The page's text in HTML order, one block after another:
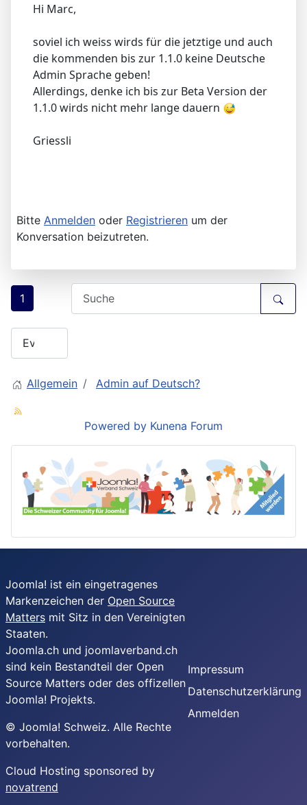
Hi Marc,
soviel ich weiss wirds für die jetztige und auch
die kommenden bis zur 1.1.0 keine Deutsche
Admin Sprache geben!
Allerdings, denke ich bis zur Beta Version der
1.1.0 wirds nicht mehr lange dauern
Griessli
Bitte Anmelden oder Registrieren um der
Konversation beizutreten.
1
Allgemein Admin auf Deutsch?
Powered by Kunena Forum
Joomla! ist ein eingetragenes
Markenzeichen der Open Source
Matters mit Sitz in den Vereinigten
Staaten.
Joomla.ch und joomlaverband.ch
sind kein Bestandteil der Open
Source Matters oder des offizellen
Joomla! Projekts.
© Joomla! Schweiz. Alle Rechte
vorbehalten.
Cloud Hosting sponsored by
novatrend
Impressum
Datenschutzerklärung
Anmelden